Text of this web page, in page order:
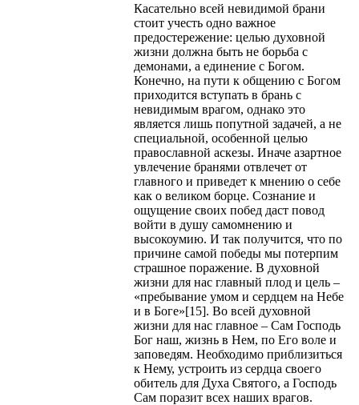
Касательно всей невидимой брани
стоит учесть одно важное
предостережение: целью духовной
жизни должна быть не борьба с
демонами, а единение с Богом.
Конечно, на пути к общению с Богом
приходится вступать в брань с
невидимым врагом, однако это
является лишь попутной задачей, а не
специальной, особенной целью
православной аскезы. Иначе азартное
увлечение бранями отвлечет от
главного и приведет к мнению о себе
как о великом борце. Сознание и
ощущение своих побед даст повод
войти в душу самомнению и
высокоумию. И так получится, что по
причине самой победы мы потерпим
страшное поражение. В духовной
жизни для нас главный плод и цель –
«пребывание умом и сердцем на Небе
и в Боге»[15]. Во всей духовной
жизни для нас главное – Сам Господь
Бог наш, жизнь в Нем, по Его воле и
заповедям. Необходимо приблизиться
к Нему, устроить из сердца своего
обитель для Духа Святого, а Господь
Сам поразит всех наших врагов.